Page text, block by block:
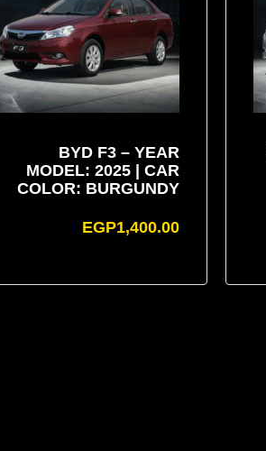
BYD F3 – YEAR
MODEL: 2025 | CAR
COLOR: BURGUNDY
EGP1,400.00